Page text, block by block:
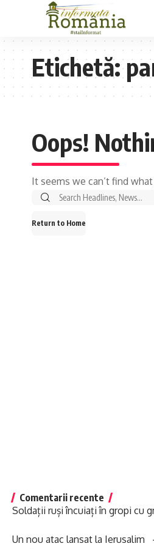
Etichetă:
Oops!
It seems we can’t find
Search
Return to Home
Comentarii recente
Soldații ruși încuiați în gropi cu
Un nou atac lansat la Ierusalim